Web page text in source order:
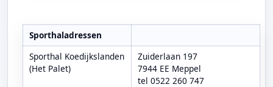
Sporthaladressen
Sporthal Koedijkslanden
(Het Palet)
Zuiderlaan 197
7944 EE Meppel
tel 0522 260 747